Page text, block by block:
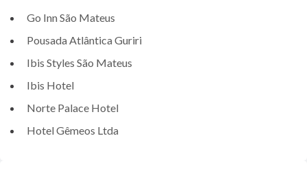
Go Inn São Mateus
Pousada Atlântica Guriri
Ibis Styles São Mateus
Ibis Hotel
Norte Palace Hotel
Hotel Gêmeos Ltda